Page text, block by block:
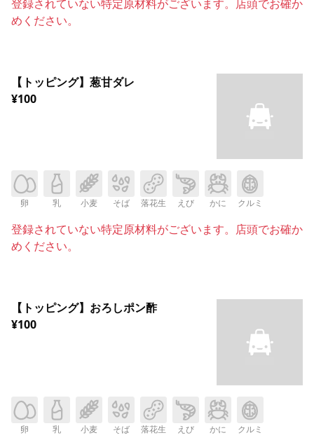
登録されていない特定原材料がございます。店頭でお確か
めください。
【トッピング】葱甘ダレ
¥100
卵 乳 小麦 そば 落花生 えび かに クルミ
登録されていない特定原材料がございます。店頭でお確か
めください。
【トッピング】おろしポン酢
¥100
卵 乳 小麦 そば 落花生 えび かに クルミ